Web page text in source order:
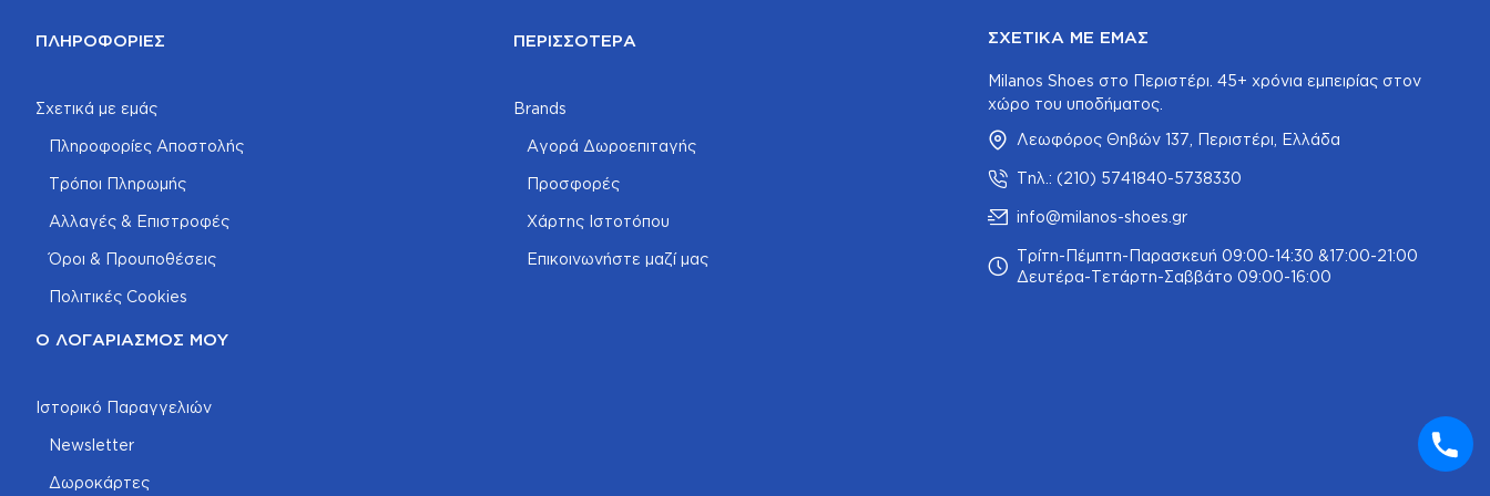
ΠΛΗΡΟΦΟΡΊΕΣ
Σχετικά με εμάς
Πληροφορίες Αποστολής
Τρόποι Πληρωμής
Αλλαγές & Επιστροφές
Όροι & Προυποθέσεις
Πολιτικές Cookies
ΠΕΡΙΣΣΌΤΕΡΑ
Brands
Αγορά Δωροεπιταγής
Προσφορές
Χάρτης Ιστοτόπου
Επικοινωνήστε μαζί μας
Ο ΛΟΓΑΡΙΑΣΜΌΣ ΜΟΥ
Ιστορικό Παραγγελιών
Newsletter
Δωροκάρτες
ΣΧΕΤΙΚΆ ΜΕ ΕΜΆΣ
Milanos Shoes στο Περιστέρι. 45+ χρόνια εμπειρίας στον
χώρο του υποδήματος.
Λεωφόρος Θηβών 137, Περιστέρι, Ελλάδα
Τηλ.: (210) 5741840-5738330
info@milanos-shoes.gr
Τρίτη-Πέμπτη-Παρασκευή 09:00-14:30 &17:00-21:00
Δευτέρα-Τετάρτη-Σαββάτο 09:00-16:00